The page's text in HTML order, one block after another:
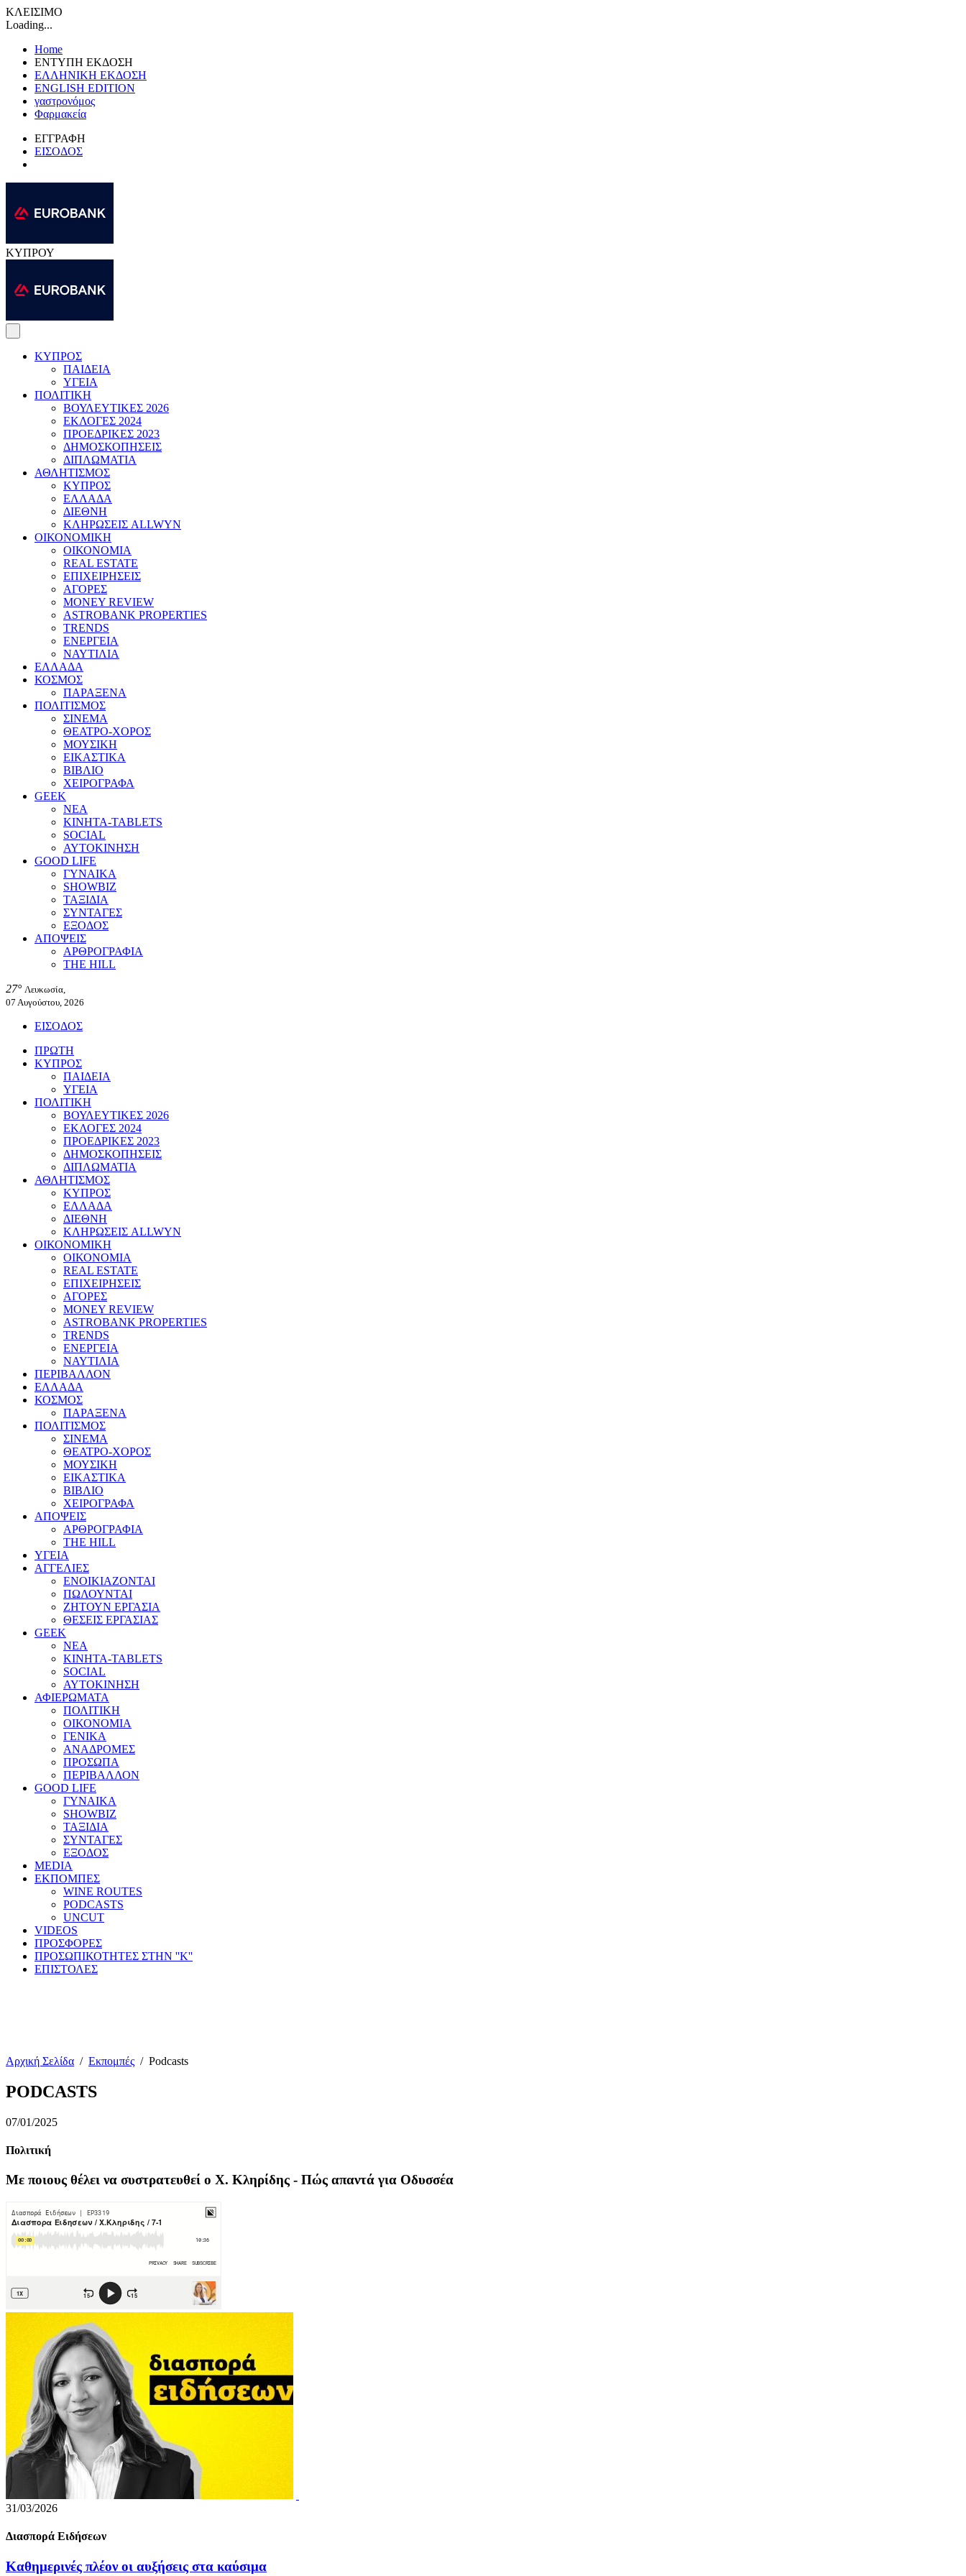
ΚΛΕΙΣΙΜΟ
Loading...
Home
ΕΝΤΥΠΗ ΕΚΔΟΣΗ
ΕΛΛΗΝΙΚΗ ΕΚΔΟΣΗ
ENGLISH EDITION
γαστρονόμος
Φαρμακεία
ΕΓΓΡΑΦΗ
ΕΙΣΟΔΟΣ
ΚΥΠΡΟΥ
ΚΥΠΡΟΣ
ΠΑΙΔΕΙΑ
ΥΓΕΙΑ
ΠΟΛΙΤΙΚΗ
ΒΟΥΛΕΥΤΙΚΕΣ 2026
ΕΚΛΟΓΕΣ 2024
ΠΡΟΕΔΡΙΚΕΣ 2023
ΔΗΜΟΣΚΟΠΗΣΕΙΣ
ΔΙΠΛΩΜΑΤΙΑ
ΑΘΛΗΤΙΣΜΟΣ
ΚΥΠΡΟΣ
ΕΛΛΑΔΑ
ΔΙΕΘΝΗ
ΚΛΗΡΩΣΕΙΣ ALLWYN
ΟΙΚΟΝΟΜΙΚΗ
ΟΙΚΟΝΟΜΙΑ
REAL ESTATE
ΕΠΙΧΕΙΡΗΣΕΙΣ
ΑΓΟΡΕΣ
MONEY REVIEW
ASTROBANK PROPERTIES
TRENDS
ΕΝΕΡΓΕΙΑ
ΝΑΥΤΙΛΙΑ
ΕΛΛΑΔΑ
ΚΟΣΜΟΣ
ΠΑΡΑΞΕΝΑ
ΠΟΛΙΤΙΣΜΟΣ
ΣΙΝΕΜΑ
ΘΕΑΤΡΟ-ΧΟΡΟΣ
ΜΟΥΣΙΚΗ
ΕΙΚΑΣΤΙΚΑ
ΒΙΒΛΙΟ
ΧΕΙΡΟΓΡΑΦΑ
GEEK
ΝΕΑ
ΚΙΝΗΤΑ-TABLETS
SOCIAL
ΑΥΤΟΚΙΝΗΣΗ
GOOD LIFE
ΓΥΝΑΙΚΑ
SHOWBIZ
ΤΑΞΙΔΙΑ
ΣΥΝΤΑΓΕΣ
ΕΞΟΔΟΣ
ΑΠΟΨΕΙΣ
ΑΡΘΡΟΓΡΑΦΙΑ
THE HILL
27° Λευκωσία,
07 Αυγούστου, 2026
ΕΙΣΟΔΟΣ
ΠΡΩΤΗ
ΚΥΠΡΟΣ
ΠΑΙΔΕΙΑ
ΥΓΕΙΑ
ΠΟΛΙΤΙΚΗ
ΒΟΥΛΕΥΤΙΚΕΣ 2026
ΕΚΛΟΓΕΣ 2024
ΠΡΟΕΔΡΙΚΕΣ 2023
ΔΗΜΟΣΚΟΠΗΣΕΙΣ
ΔΙΠΛΩΜΑΤΙΑ
ΑΘΛΗΤΙΣΜΟΣ
ΚΥΠΡΟΣ
ΕΛΛΑΔΑ
ΔΙΕΘΝΗ
ΚΛΗΡΩΣΕΙΣ ALLWYN
ΟΙΚΟΝΟΜΙΚΗ
ΟΙΚΟΝΟΜΙΑ
REAL ESTATE
ΕΠΙΧΕΙΡΗΣΕΙΣ
ΑΓΟΡΕΣ
MONEY REVIEW
ASTROBANK PROPERTIES
TRENDS
ΕΝΕΡΓΕΙΑ
ΝΑΥΤΙΛΙΑ
ΠΕΡΙΒΑΛΛΟΝ
ΕΛΛΑΔΑ
ΚΟΣΜΟΣ
ΠΑΡΑΞΕΝΑ
ΠΟΛΙΤΙΣΜΟΣ
ΣΙΝΕΜΑ
ΘΕΑΤΡΟ-ΧΟΡΟΣ
ΜΟΥΣΙΚΗ
ΕΙΚΑΣΤΙΚΑ
ΒΙΒΛΙΟ
ΧΕΙΡΟΓΡΑΦΑ
ΑΠΟΨΕΙΣ
ΑΡΘΡΟΓΡΑΦΙΑ
THE HILL
ΥΓΕΙΑ
ΑΓΓΕΛΙΕΣ
ΕΝΟΙΚΙΑΖΟΝΤΑΙ
ΠΩΛΟΥΝΤΑΙ
ΖΗΤΟΥΝ ΕΡΓΑΣΙΑ
ΘΕΣΕΙΣ ΕΡΓΑΣΙΑΣ
GEEK
ΝΕΑ
ΚΙΝΗΤΑ-TABLETS
SOCIAL
ΑΥΤΟΚΙΝΗΣΗ
ΑΦΙΕΡΩΜΑΤΑ
ΠΟΛΙΤΙΚΗ
ΟΙΚΟΝΟΜΙΑ
ΓΕΝΙΚΑ
ΑΝΑΔΡΟΜΕΣ
ΠΡΟΣΩΠΑ
ΠΕΡΙΒΑΛΛΟΝ
GOOD LIFE
ΓΥΝΑΙΚΑ
SHOWBIZ
ΤΑΞΙΔΙΑ
ΣΥΝΤΑΓΕΣ
ΕΞΟΔΟΣ
MEDIA
ΕΚΠΟΜΠΕΣ
WINE ROUTES
PODCASTS
UNCUT
VIDEOS
ΠΡΟΣΦΟΡΕΣ
ΠΡΟΣΩΠΙΚΟΤΗΤΕΣ ΣΤΗΝ ''Κ''
ΕΠΙΣΤΟΛΕΣ
Αρχική Σελίδα / Εκπομπές / Podcasts
PODCASTS
07/01/2025
Πολιτική
Με ποιους θέλει να συστρατευθεί ο Χ. Κληρίδης - Πώς απαντά για Οδυσσέα
31/03/2026
Διασπορά Ειδήσεων
Καθημερινές πλέον οι αυξήσεις στα καύσιμα